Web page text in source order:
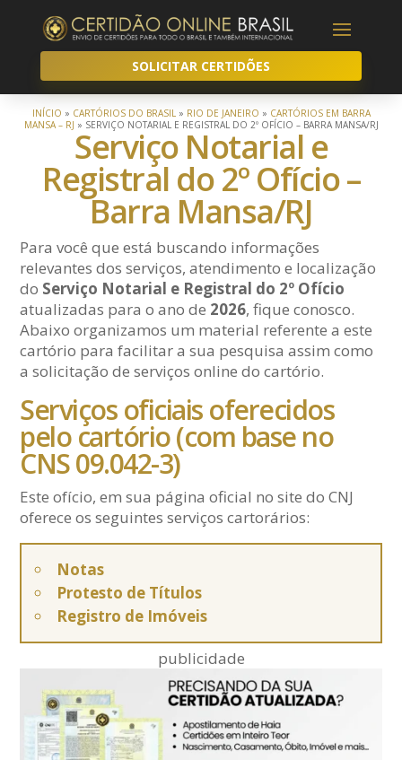
SOLICITAR CERTIDÕES
INÍCIO » CARTÓRIOS DO BRASIL» RIO DE JANEIRO » CARTÓRIOS EM BARRA
MANSA – RJ » SERVIÇO NOTARIAL E REGISTRAL DO 2º OFÍCIO – BARRA MANSA/RJ
Serviço Notarial e
Registral do 2º Ofício –
Barra Mansa/RJ
Para você que está buscando informações
relevantes dos serviços, atendimento e localização
do Serviço Notarial e Registral do 2º Ofício
atualizadas para o ano de 2026, fique conosco.
Abaixo organizamos um material referente a este
cartório para facilitar a sua pesquisa assim como
a solicitação de serviços online do cartório.
Serviços oficiais oferecidos
pelo cartório (com base no
CNS 09.042-3)
Este ofício, em sua página oficial no site do CNJ
oferece os seguintes serviços cartorários:
Notas
Protesto de Títulos
Registro de Imóveis
publicidade